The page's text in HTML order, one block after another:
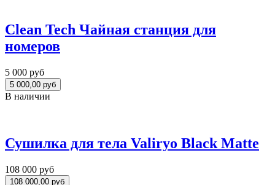
Clean Tech Чайная станция для
номеров
5 000 руб
В наличии
Сушилка для тела Valiryo Black Matte
108 000 руб